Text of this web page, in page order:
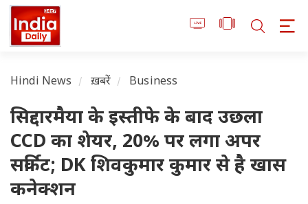
Hindi News ख़बरें Business
सिद्दारमैया के इस्तीफे के बाद उछला
CCD का शेयर, 20% पर लगा अपर
सर्किट; DK शिवकुमार कुमार से है खास
कनेक्शन